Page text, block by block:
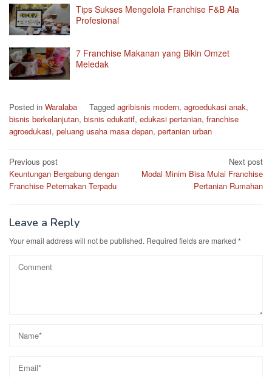
Tips Sukses Mengelola Franchise F&B Ala
Profesional
7 Franchise Makanan yang Bikin Omzet
Meledak
Posted in Waralaba Tagged agribisnis modern, agroedukasi anak,
bisnis berkelanjutan, bisnis edukatif, edukasi pertanian, franchise
agroedukasi, peluang usaha masa depan, pertanian urban
Post
navigation
Previous post
Keuntungan Bergabung dengan
Franchise Peternakan Terpadu
Next post
Modal Minim Bisa Mulai Franchise
Pertanian Rumahan
Leave a Reply
Your email address will not be published. Required fields are marked *